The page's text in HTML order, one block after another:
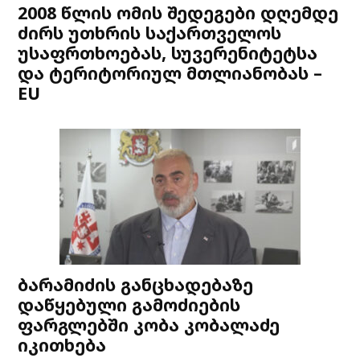
2008 წლის ომის შედეგები დღემდე
ძირს უთხრის საქართველოს
უსაფრთხოებას, სუვერენიტეტსა
და ტერიტორიულ მთლიანობას –
EU
ბარამიძის განცხადებაზე
დაწყებული გამოძიების
ფარგლებში კობა კობალაძე
იკითხება